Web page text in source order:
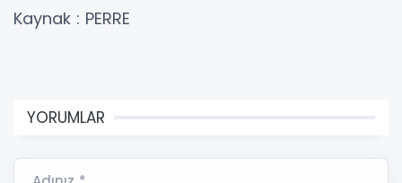
Kaynak : PERRE
YORUMLAR